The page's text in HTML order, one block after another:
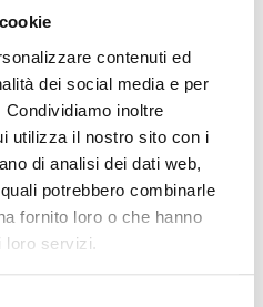
contenuti ed
dei social media e per
inoltre
utilizza il nostro sito con i
di analisi dei dati web,
potrebbero combinarle
fornito loro o che hanno
loro servizi.